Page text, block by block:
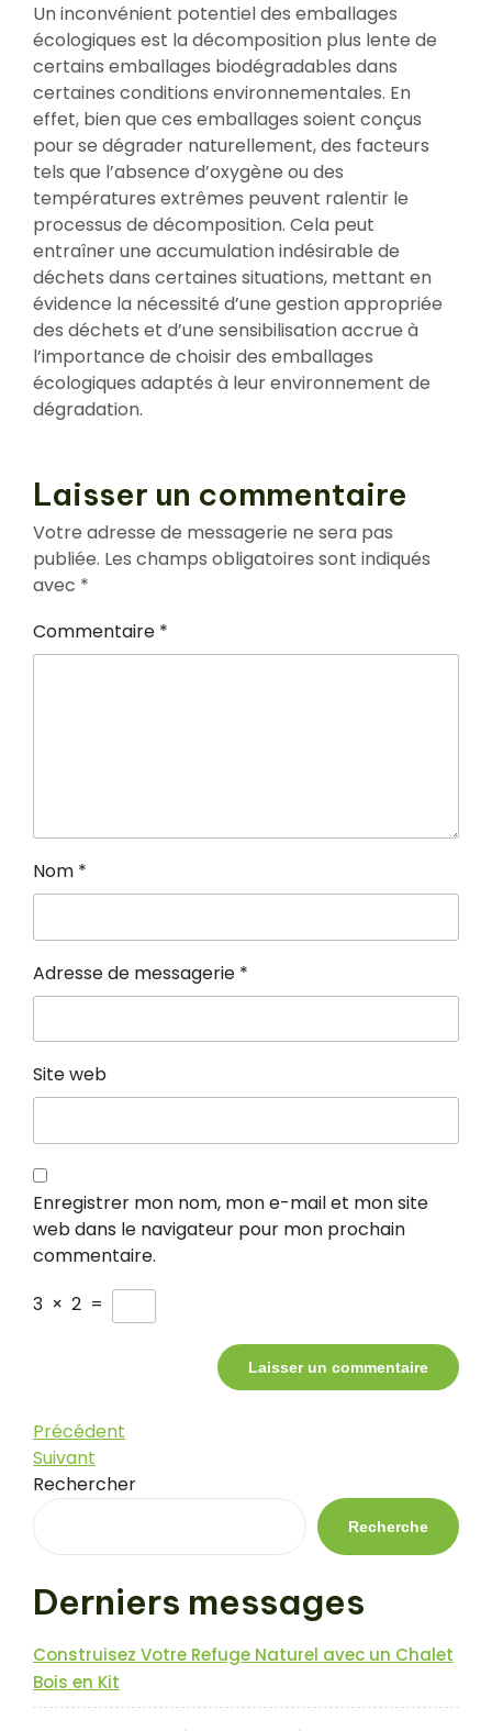
Un inconvénient potentiel des emballages
écologiques est la décomposition plus lente de
certains emballages biodégradables dans
certaines conditions environnementales. En
effet, bien que ces emballages soient conçus
pour se dégrader naturellement, des facteurs
tels que l’absence d’oxygène ou des
températures extrêmes peuvent ralentir le
processus de décomposition. Cela peut
entraîner une accumulation indésirable de
déchets dans certaines situations, mettant en
évidence la nécessité d’une gestion appropriée
des déchets et d’une sensibilisation accrue à
l’importance de choisir des emballages
écologiques adaptés à leur environnement de
dégradation.
Laisser un commentaire
Votre adresse de messagerie ne sera pas
publiée. Les champs obligatoires sont indiqués
avec *
Commentaire *
Nom *
Adresse de messagerie *
Site web
Enregistrer mon nom, mon e-mail et mon site
web dans le navigateur pour mon prochain
commentaire.
3 × 2 =
Navigation
de
l’article
Article
précédent
Précédent
Article
suivant
Suivant
Rechercher
Recherche
Derniers messages
Construisez Votre Refuge Naturel avec un Chalet
Bois en Kit